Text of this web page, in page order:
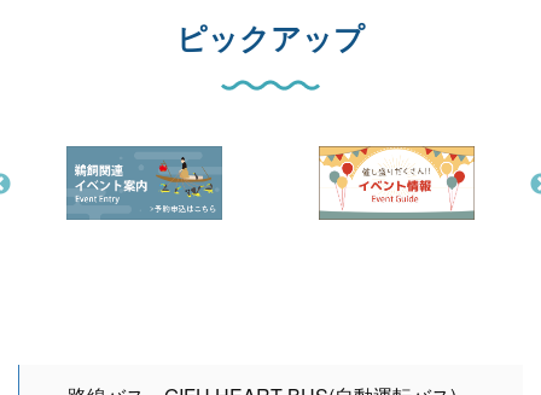
ピックアップ